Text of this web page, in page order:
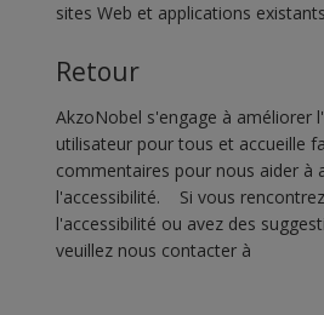
sites Web et applications
Retour
AkzoNobel s'engage à améliorer
utilisateur pour tous et accueille
commentaires pour nous aider à
l'accessibilité. Si vous
l'accessibilité ou avez des
veuillez nous contacter à